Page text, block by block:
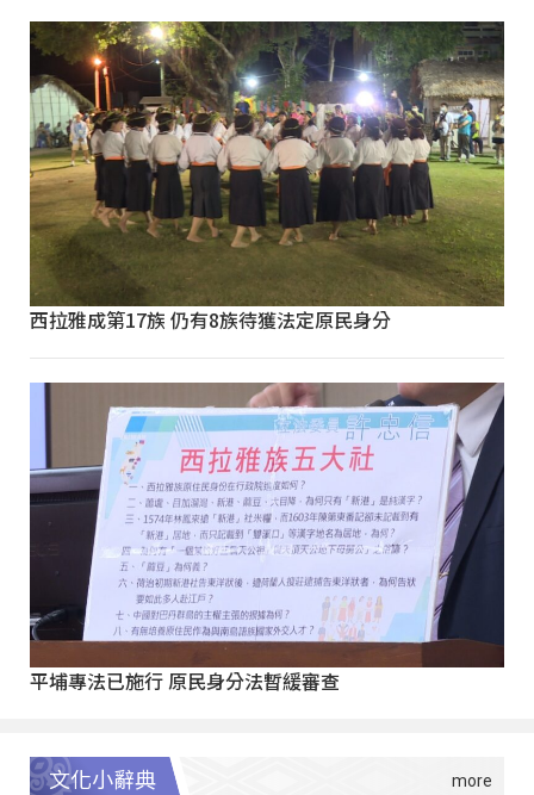
西拉雅成第17族 仍有8族待獲法定原民身分
平埔專法已施行 原民身分法暫緩審查
文化小辭典